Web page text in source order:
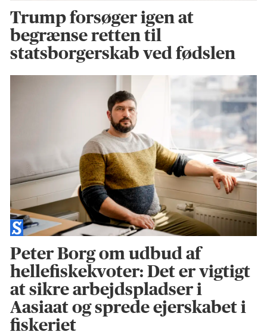
Trump forsøger igen at
begrænse retten til
statsborgerskab ved fødslen
Peter Borg om udbud af
hellefiskekvoter: Det er vigtigt
at sikre arbejdspladser i
Aasiaat og sprede ejerskabet i
fiskeriet